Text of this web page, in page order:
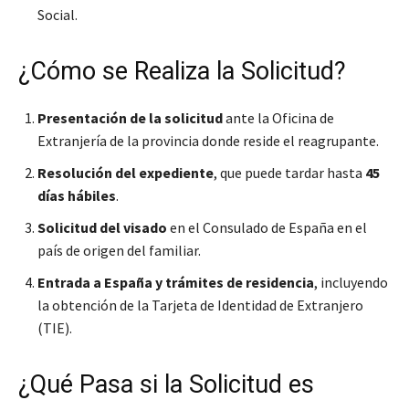
Social.
¿Cómo se Realiza la Solicitud?
Presentación de la solicitudante la Oficina de
Extranjería de la provincia donde reside el reagrupante.
Resolución del expediente, que puede tardar hasta 45
días hábiles.
Solicitud del visado en el Consulado de España en el
país de origen del familiar.
Entrada a España y trámites de residencia, incluyendo
la obtención de la Tarjeta de Identidad de Extranjero
(TIE).
¿Qué Pasa si la Solicitud es